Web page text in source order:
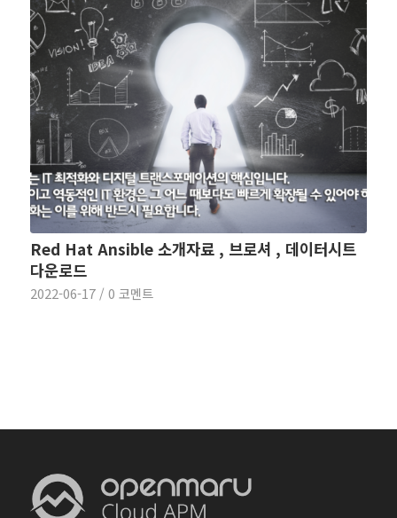
Red Hat Ansible 소개자료 , 브로셔 , 데이터시트
다운로드
2022-06-17 / 0 코멘트